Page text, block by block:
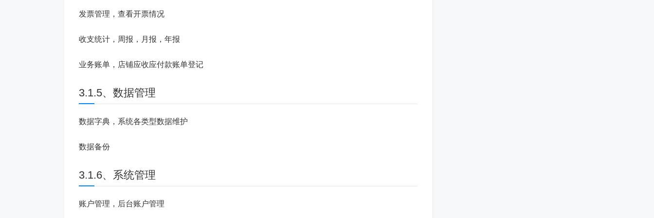
发票管理，查看开票情况
收支统计，周报，月报，年报
业务账单，店铺应收应付款账单登记
3.1.5、数据管理
数据字典，系统各类型数据维护
数据备份
3.1.6、系统管理
账户管理，后台账户管理